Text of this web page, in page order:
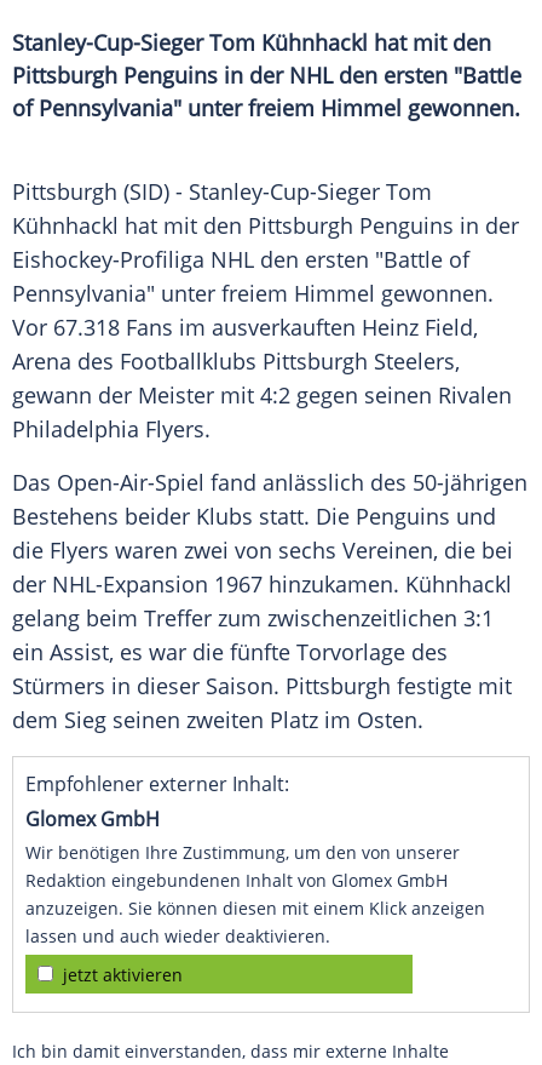
Stanley-Cup-Sieger Tom Kühnhackl hat mit den
Pittsburgh Penguins in der NHL den ersten "Battle
of Pennsylvania" unter freiem Himmel gewonnen.
Pittsburgh (SID) - Stanley-Cup-Sieger Tom
Kühnhackl hat mit den Pittsburgh Penguins in der
Eishockey-Profiliga NHL den ersten "Battle of
Pennsylvania" unter freiem Himmel gewonnen.
Vor 67.318 Fans im ausverkauften Heinz Field,
Arena des Footballklubs Pittsburgh Steelers,
gewann der Meister mit 4:2 gegen seinen Rivalen
Philadelphia Flyers.
Das Open-Air-Spiel fand anlässlich des 50-jährigen
Bestehens beider Klubs statt. Die Penguins und
die Flyers waren zwei von sechs Vereinen, die bei
der NHL-Expansion 1967 hinzukamen. Kühnhackl
gelang beim Treffer zum zwischenzeitlichen 3:1
ein Assist, es war die fünfte Torvorlage des
Stürmers in dieser Saison. Pittsburgh festigte mit
dem Sieg seinen zweiten Platz im Osten.
Empfohlener externer Inhalt:
Glomex GmbH
Wir benötigen Ihre Zustimmung, um den von unserer
Redaktion eingebundenen Inhalt von Glomex GmbH
anzuzeigen. Sie können diesen mit einem Klick anzeigen
lassen und auch wieder deaktivieren.
jetzt aktivieren
Ich bin damit einverstanden, dass mir externe Inhalte